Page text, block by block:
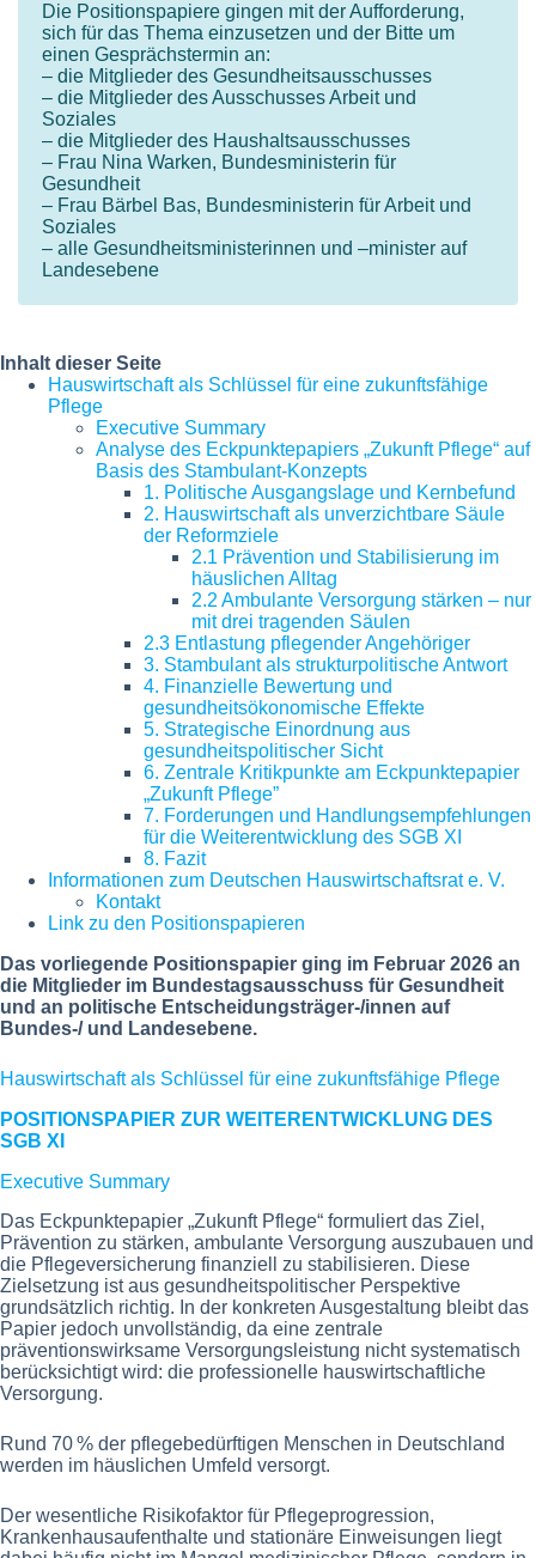
Die Positionspapiere gingen mit der Aufforderung,
sich für das Thema einzusetzen und der Bitte um
einen Gesprächstermin an:
– die Mitglieder des Gesundheitsausschusses
– die Mitglieder des Ausschusses Arbeit und
Soziales
– die Mitglieder des Haushaltsausschusses
– Frau Nina Warken, Bundesministerin für
Gesundheit
– Frau Bärbel Bas, Bundesministerin für Arbeit und
Soziales
– alle Gesundheitsministerinnen und –minister auf
Landesebene
Inhalt dieser Seite
Hauswirtschaft als Schlüssel für eine zukunftsfähige
Pflege
Executive Summary
Analyse des Eckpunktepapiers „Zukunft Pflege“ auf
Basis des Stambulant-Konzepts
1. Politische Ausgangslage und Kernbefund
2. Hauswirtschaft als unverzichtbare Säule
der Reformziele
2.1 Prävention und Stabilisierung im
häuslichen Alltag
2.2 Ambulante Versorgung stärken – nur
mit drei tragenden Säulen
2.3 Entlastung pflegender Angehöriger
3. Stambulant als strukturpolitische Antwort
4. Finanzielle Bewertung und
gesundheitsökonomische Effekte
5. Strategische Einordnung aus
gesundheitspolitischer Sicht
6. Zentrale Kritikpunkte am Eckpunktepapier
„Zukunft Pflege”
7. Forderungen und Handlungsempfehlungen
für die Weiterentwicklung des SGB XI
8. Fazit
Informationen zum Deutschen Hauswirtschaftsrat e. V.
Kontakt
Link zu den Positionspapieren
Das vorliegende Positionspapier ging im Februar 2026 an
die Mitglieder im Bundestagsausschuss für Gesundheit
und an politische Entscheidungsträger-/innen auf
Bundes-/ und Landesebene.
Hauswirtschaft als Schlüssel für eine zukunftsfähige Pflege
POSITIONSPAPIER ZUR WEITERENTWICKLUNG DES
SGB XI
Executive Summary
Das Eckpunktepapier „Zukunft Pflege“ formuliert das Ziel,
Prävention zu stärken, ambulante Versorgung auszubauen und
die Pflegeversicherung finanziell zu stabilisieren. Diese
Zielsetzung ist aus gesundheitspolitischer Perspektive
grundsätzlich richtig. In der konkreten Ausgestaltung bleibt das
Papier jedoch unvollständig, da eine zentrale
präventionswirksame Versorgungsleistung nicht systematisch
berücksichtigt wird: die professionelle hauswirtschaftliche
Versorgung.
Rund 70 % der pflegebedürftigen Menschen in Deutschland
werden im häuslichen Umfeld versorgt.
Der wesentliche Risikofaktor für Pflegeprogression,
Krankenhausaufenthalte und stationäre Einweisungen liegt